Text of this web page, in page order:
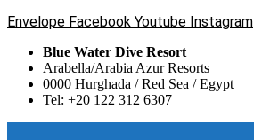
Envelope Facebook Youtube Instagram
Blue Water Dive Resort
Arabella/Arabia Azur Resorts
0000 Hurghada / Red Sea / Egypt
Tel: +20 122 312 6307